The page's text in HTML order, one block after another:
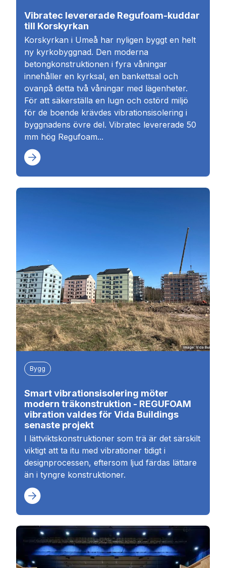
Vibratec levererade Regufoam-kuddar
till Korskyrkan
Korskyrkan i Umeå har nyligen byggt en helt
ny kyrkobyggnad. Den moderna
betongkonstruktionen i fyra våningar
innehåller en kyrksal, en bankettsal och
ovanpå detta två våningar med lägenheter.
För att säkerställa en lugn och ostörd miljö
för de boende krävdes vibrationsisolering i
byggnadens övre del. Vibratec levererade 50
mm hög Regufoam...
Bygg
Smart vibrationsisolering möter
modern träkonstruktion - REGUFOAM
vibration valdes för Vida Buildings
senaste projekt
I lättviktskonstruktioner som trä är det särskilt
viktigt att ta itu med vibrationer tidigt i
designprocessen, eftersom ljud färdas lättare
än i tyngre konstruktioner.